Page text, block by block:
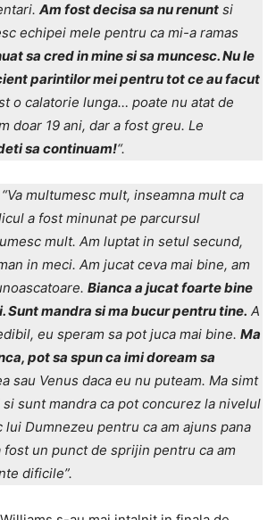
Am fost decisa sa nu renunt si
echipei mele pentru ca mi-a ramas
sa cred in mine si sa muncesc. Nu le
parintilor mei pentru tot ce au facut
o calatorie lunga… poate nu atat de
doar 19 ani, dar a fost greu. Le
sa continuam!“.
“Va multumesc mult, inseamna mult ca
a fost minunat pe parcursul
mult. Am luptat in setul secund,
in meci. Am jucat ceva mai bine, am
Bianca a jucat foarte bine
Sunt mandra si ma bucur pentru tine. A
eu speram sa pot juca mai bine. Ma
pot sa spun ca imi doream sa
sau Venus daca eu nu puteam. Ma simt
sunt mandra ca pot concurez la nivelul
lui Dumnezeu pentru ca am ajuns pana
fost un punct de sprijin pentru ca am
dificile”.